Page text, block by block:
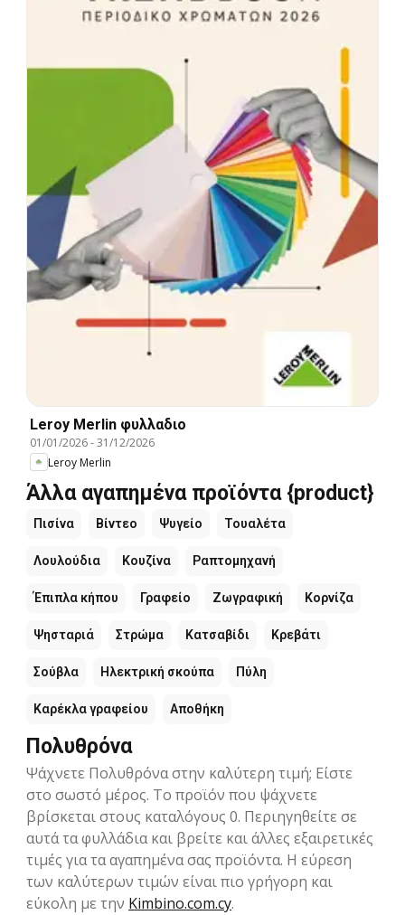
Leroy Merlin φυλλαδιο
01/01/2026-31/12/2026
Leroy Merlin
Άλλα αγαπημένα προϊόντα {product}
Πισίνα Βίντεο Ψυγείο Τουαλέτα
Λουλούδια Κουζίνα Ραπτομηχανή
Έπιπλα κήπου Γραφείο Ζωγραφική Κορνίζα
Ψησταριά Στρώμα Κατσαβίδι Κρεβάτι
Σούβλα Ηλεκτρική σκούπα Πύλη
Καρέκλα γραφείου Αποθήκη
Πολυθρόνα
Ψάχνετε Πολυθρόνα στην καλύτερη τιμή; Είστε
στο σωστό μέρος. Το προϊόν που ψάχνετε
βρίσκεται στους καταλόγους 0. Περιηγηθείτε σε
αυτά τα φυλλάδια και βρείτε και άλλες εξαιρετικές
τιμές για τα αγαπημένα σας προϊόντα. Η εύρεση
των καλύτερων τιμών είναι πιο γρήγορη και
εύκολη με την Kimbino.com.cy.